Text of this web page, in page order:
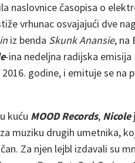
naslovnice časopisa o
vrhunac osvajajući dve
iz benda Skunk Anansie, na
-ina nedeljna radijska emisija
godine, i emituje se na
kuću MOOD Records, Nicole
muziku drugih umetnika,
Za njen lejbl izdavali su